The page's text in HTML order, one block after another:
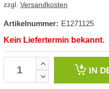
zzgl. Versandkosten
Artikelnummer: E1271125
Kein Liefertermin bekannt.
IN